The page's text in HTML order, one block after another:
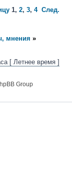
1, 2, 3, 4 След.
мнения »
[ Летнее время ]
Group